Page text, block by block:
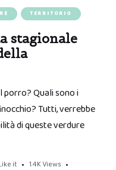
TERRITORIO
stagionale
porro? Quali sono i
Tutti, verrebbe
di queste verdure
it 1.4K Views